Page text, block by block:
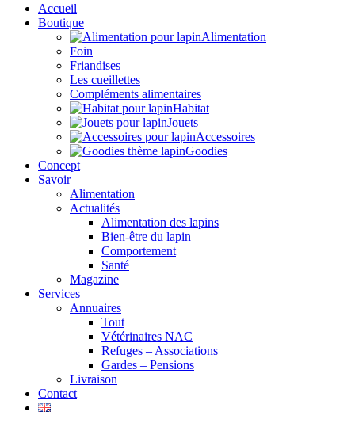
Accueil
Boutique
Alimentation
Foin
Friandises
Les cueillettes
Compléments alimentaires
Habitat
Jouets
Accessoires
Goodies
Concept
Savoir
Alimentation
Actualités
Alimentation des lapins
Bien-être du lapin
Comportement
Santé
Magazine
Services
Annuaires
Tout
Vétérinaires NAC
Refuges – Associations
Gardes – Pensions
Livraison
Contact